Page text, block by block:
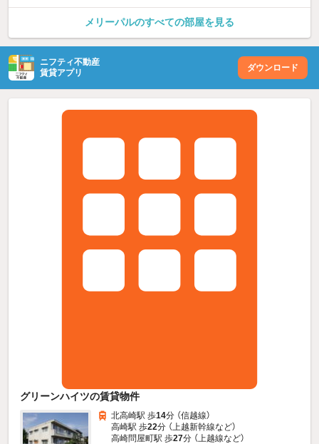
メリーパルのすべての部屋を見る
ニフティ不動産
賃貸アプリ
ダウンロード
グリーンハイツの賃貸物件
北高崎駅 歩14分 （信越線）
高崎駅 歩22分 （上越新幹線など）
高崎問屋町駅 歩27分 （上越線など）